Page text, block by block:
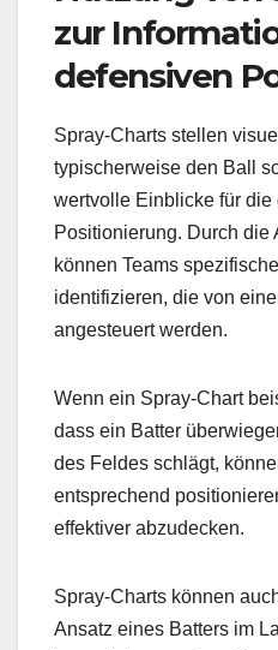
zur
defensiven
Spray-Charts stellen
typischerweise den Ball
wertvolle Einblicke für die
Positionierung. Durch die
können Teams
identifizieren, die von
angesteuert werden.
Wenn ein Spray-Chart
dass ein Batter
des Feldes schlägt,
entsprechend
effektiver abzudecken.
Spray-Charts können
Ansatz eines Batters im